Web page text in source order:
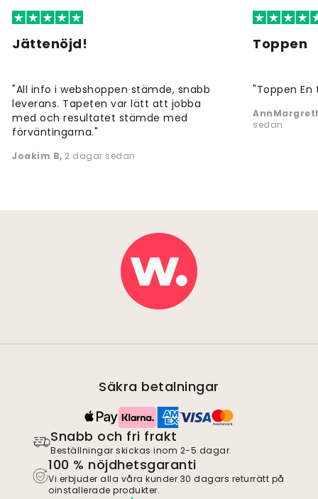
Jättenöjd!
"All info i webshoppen stämde, snabb
leverans. Tapeten var lätt att jobba
med och resultatet stämde med
förväntingarna."
Joakim B, 2 dagar sedan
Toppen
"Toppen
sedan
Säkra betalningar
Snabb och fri frakt
Beställningar skickas inom 2-5 dagar.
100 % nöjdhetsgaranti
Vi erbjuder alla våra kunder 30 dagars returrätt på
oinstallerade produkter.